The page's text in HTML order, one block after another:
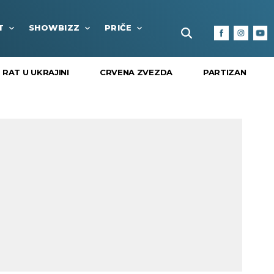
SHOWBIZZ PRIČE FUN BOX KULTURA I
RAT U UKRAJINI CRVENA ZVEZDA PARTIZAN